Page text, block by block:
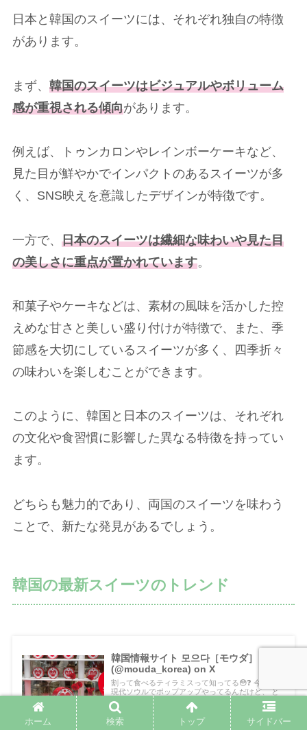
日本と韓国のスイーツには、それぞれ独自の特徴
があります。
まず、 韓国のスイーツはビジュアルやボリューム
感が重視される傾向があります。
例えば、トゥンカロンやレインボーケーキなど、
見た目が鮮やかでインパクトのあるスイーツが多
く、SNS映えを意識したデザインが特徴です。
一方で、 日本のスイーツは繊細な味わいや見た目
の美しさに重点が置かれています。
和菓子やケーキなどは、素材の風味を活かした控
えめな甘さと美しい盛り付けが特徴で、また、季
節感を大切にしているスイーツが多く、四季折々
の味わいを楽しむことができます。
このように、韓国と日本のスイーツは、それぞれ
の文化や食習慣に影響した異なる特徴を持ってい
ます。
どちらも魅力的であり、両国のスイーツを味わう
ことで、新たな発見があるでしょう。
韓国の最新スイーツのトレンド
韓国情報サイト 모으다［モウダ］
(@mouda_korea) on X
割って食べるティラミスって知ってる😳❓ 今韓国の
現代ソウルでポップアップやってるんだけど、 と
にかく濃厚で、従来のティラ...
ホーム 検索 トップ サイドバー